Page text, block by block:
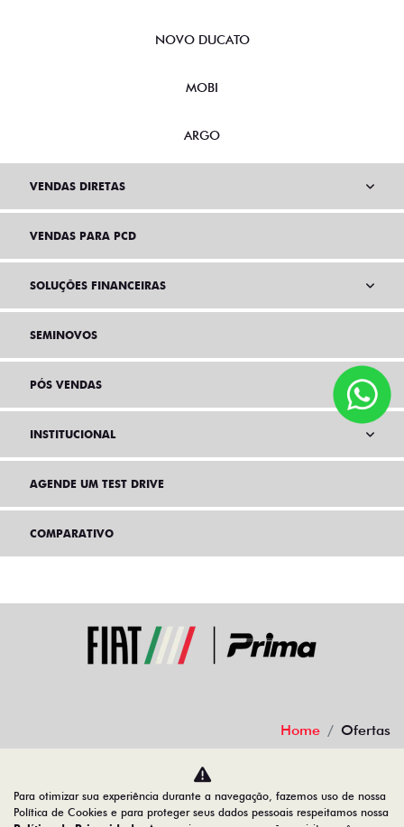
NOVO DUCATO
MOBI
ARGO
VENDAS DIRETAS
VENDAS PARA PCD
SOLUÇÕES FINANCEIRAS
SEMINOVOS
PÓS VENDAS
INSTITUCIONAL
AGENDE UM TEST DRIVE
COMPARATIVO
Home Ofertas
Desacelere. Seu bem maior é a vida.
Para otimizar sua experiência durante a navegação, fazemos uso de nossa
Política de Cookies e para proteger seus dados pessoais respeitamos nossa